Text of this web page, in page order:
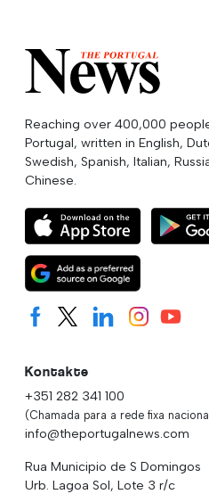
Reaching over 400,000
Portugal, written in English,
Swedish, Spanish, Italian,
Chinese.
Kontakte
+351 282 341 100
(Chamada para a rede fixa
info@theportugalnews.com
Rua Municipio de S Domingos
Urb. Lagoa Sol, Lote 3 r/c